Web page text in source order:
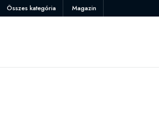
Összes kategória Magazin